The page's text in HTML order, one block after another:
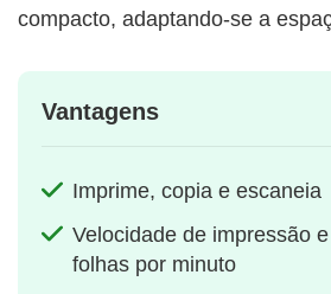
compacto, adaptando-se a
Vantagens
Imprime, copia e escaneia
Velocidade de impressão
folhas por minuto